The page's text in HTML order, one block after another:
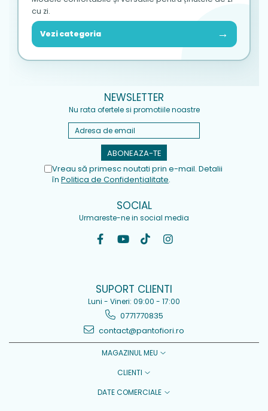
cu zi.
Vezi categoria →
NEWSLETTER
Nu rata ofertele si promotiile noastre
Vreau să primesc noutati prin e-mail. Detalii
în Politica de Confidențialitate.
SOCIAL
Urmareste-ne in social media
SUPORT CLIENTI
Luni - Vineri: 09:00 - 17:00
0771770835
contact@pantofiori.ro
MAGAZINUL MEU
CLIENTI
DATE COMERCIALE